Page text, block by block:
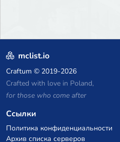
mclist.io
Craftum © 2019-2026
Crafted with love in Poland,
for those who come after
Ссылки
Политика конфиденциальности
Архив списка серверов